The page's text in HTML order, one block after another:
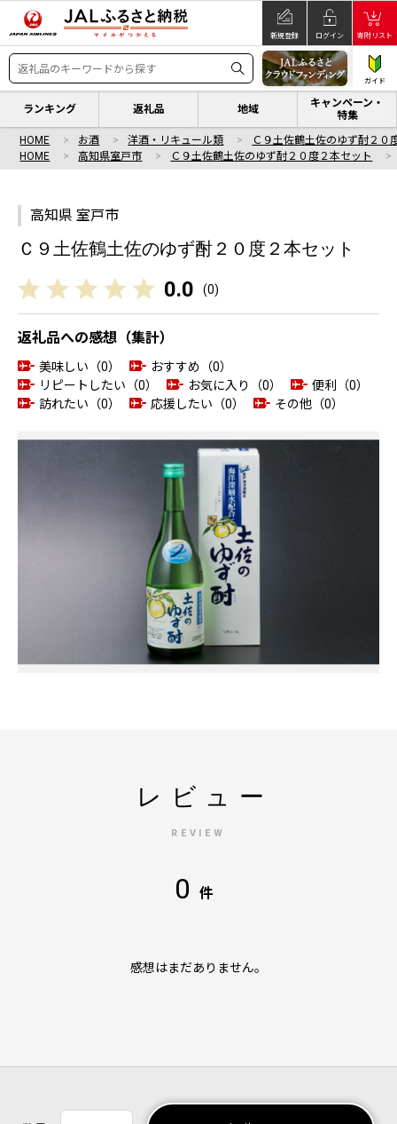
新規登録 ログイン 寄附リスト
ガイド
ランキング 返礼品 地域
キャンペーン・
特集
HOME お酒 洋酒・リキュール類
Ｃ９土佐鶴土佐のゆず酎２０
HOME
高知県室戸市 Ｃ９土佐鶴土佐のゆず酎２０度２本セット
高知県 室戸市
Ｃ９土佐鶴土佐のゆず酎２０度２本セット
0.0 (0)
返礼品への感想（集計）
美味しい（0）
おすすめ（0）
リピートしたい（0）
お気に入り（0）
便利（0）
訪れたい（0）
応援したい（0） その他（0）
レビュー
REVIEW
0 件
感想はまだありません。